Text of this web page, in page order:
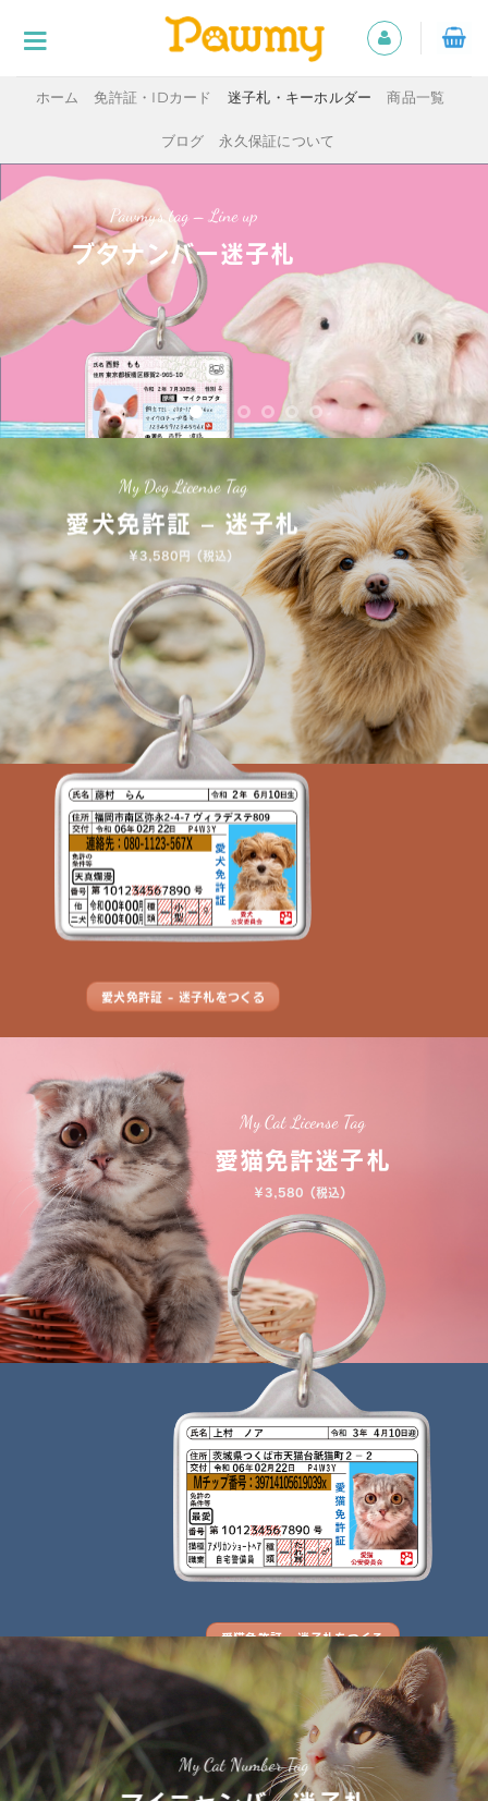
ホーム 免許証・IDカード 迷子札・キーホルダー 商品一覧
ブログ 永久保証について
Pawmy’s tag – Line up
ブタナンバー迷子札
My Dog License Tag
愛犬免許証 – 迷子札
￥3,580円（税込）
愛犬免許証 - 迷子札をつくる
My Cat License Tag
愛猫免許迷子札
￥3,580（税込）
愛猫免許証 - 迷子札をつくる
My Cat Number Tag